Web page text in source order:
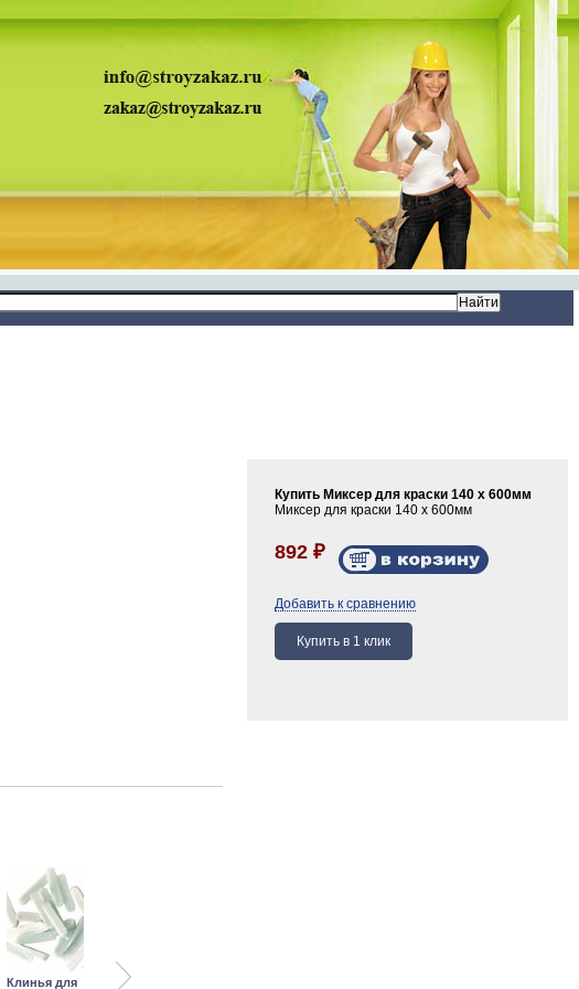
Купить Миксер для краски 140 х 600мм
Миксер для краски 140 х 600мм
892 ₽
Добавить к сравнению
Клинья для